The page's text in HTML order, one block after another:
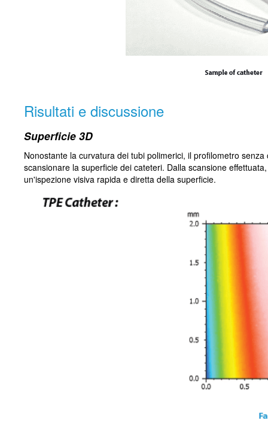
Risultati e discussione
Superficie 3D
Nonostante la curvatura dei tubi polimerici, il profilometro
scansionare la superficie dei cateteri. Dalla scansione
un'ispezione visiva rapida e diretta della superficie.